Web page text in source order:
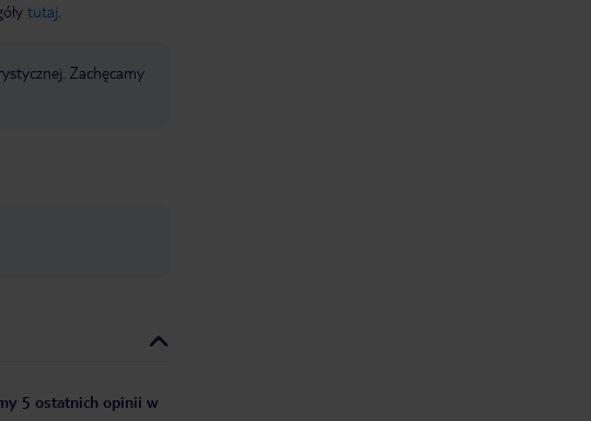
tutaj
Zachęcamy
5 ostatnich opinii w